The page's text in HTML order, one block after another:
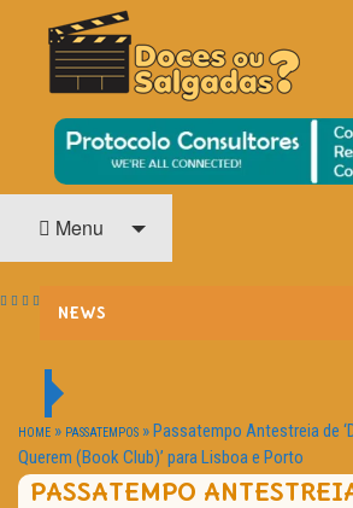
DOCES OU SALGADAS?
O Cinema? Uma Paixão!!
Menu
NEWS
HOME CINEMA
HOME » PASSATEMPOS »Passatempo Antestreia de
Querem (Book Club)’ para Lisboa e Porto
PASSATEMPO